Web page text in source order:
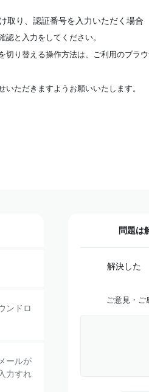
取り、認証番号を入力いただく場合
認と入力をしてください。
切り替える操作方法は、ご利用のブラ
ただきますようお願いいたします。
ンドロ
ールが
力すれ
問題は
解決した
ご意見・ご